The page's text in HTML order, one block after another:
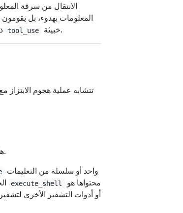
الانتقال من سرقة
المعلومات بهدوء، بل
tool_use خبيثة.
تتشابه عملية هجوم
هذا النوع هو نسخة من برامج الفدية التقليدية في عصر الذكاء الاصطناعي.
execute_shell